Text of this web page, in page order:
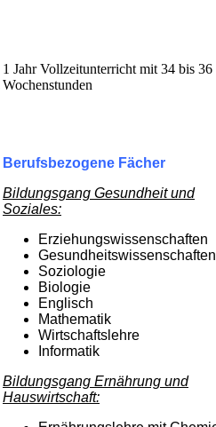
1 Jahr Vollzeitunterricht mit 34 bis 36
Wochenstunden
Berufsbezogene Fächer
Bildungsgang Gesundheit und
Soziales:
Erziehungswissenschaften
Gesundheitswissenschaften
Soziologie
Biologie
Englisch
Mathematik
Wirtschaftslehre
Informatik
Bildungsgang Ernährung und
Hauswirtschaft: